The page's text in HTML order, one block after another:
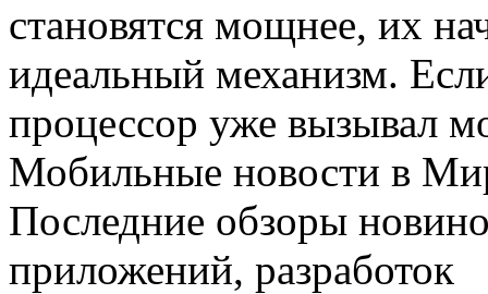
становятся мощнее, их
идеальный механизм.
процессор уже вызывал
Мобильные новости в
Последние обзоры
приложений, разработок